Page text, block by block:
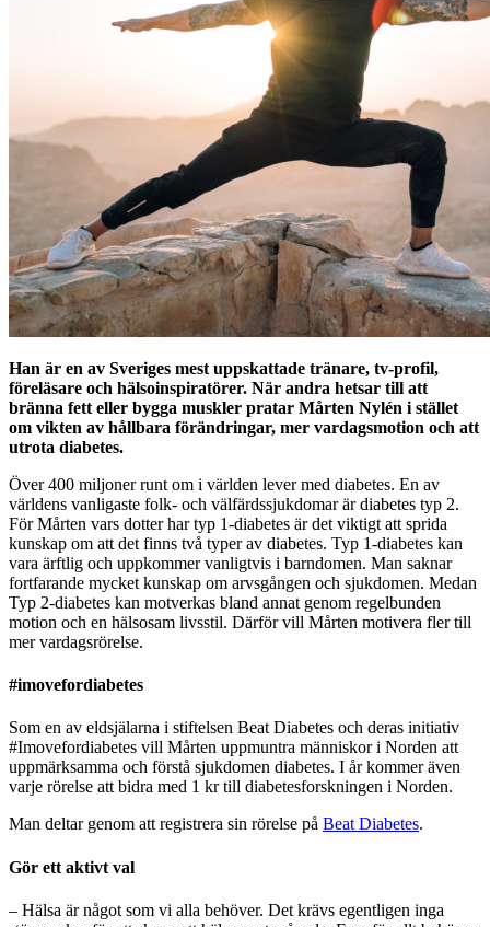
Han är en av Sveriges mest uppskattade tränare, tv-profil,
föreläsare och hälsoinspiratörer. När andra hetsar till att
bränna fett eller bygga muskler pratar Mårten Nylén i stället
om vikten av hållbara förändringar, mer vardagsmotion och att
utrota diabetes.
Över 400 miljoner runt om i världen lever med diabetes. En av
världens vanligaste folk- och välfärdssjukdomar är diabetes typ 2.
För Mårten vars dotter har typ 1-diabetes är det viktigt att sprida
kunskap om att det finns två typer av diabetes. Typ 1-diabetes kan
vara ärftlig och uppkommer vanligtvis i barndomen. Man saknar
fortfarande mycket kunskap om arvsgången och sjukdomen. Medan
Typ 2-diabetes kan motverkas bland annat genom regelbunden
motion och en hälsosam livsstil. Därför vill Mårten motivera fler till
mer vardagsrörelse.
#imovefordiabetes
Som en av eldsjälarna i stiftelsen Beat Diabetes och deras initiativ
#Imovefordiabetes vill Mårten uppmuntra människor i Norden att
uppmärksamma och förstå sjukdomen diabetes. I år kommer även
varje rörelse att bidra med 1 kr till diabetesforskningen i Norden.
Man deltar genom att registrera sin rörelse på Beat Diabetes.
Gör ett aktivt val
– Hälsa är något som vi alla behöver. Det krävs egentligen inga